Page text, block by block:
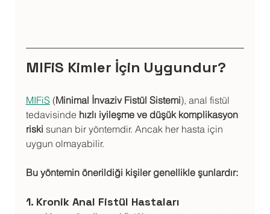
MIFiS Kimler İçin Uygundur?
MIFiS (Minimal İnvaziv Fistül Sistemi), anal fistül
tedavisinde hızlı iyileşme ve düşük komplikasyon
riski sunan bir yöntemdir. Ancak her hasta için
uygun olmayabilir.
Bu yöntemin önerildiği kişiler genellikle şunlardır:
1. Kronik Anal Fistül Hastaları